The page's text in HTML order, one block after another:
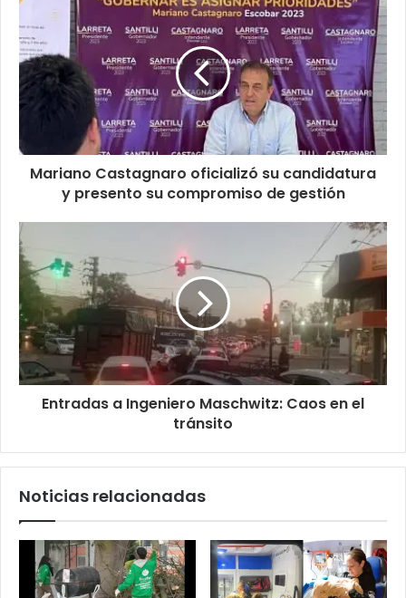
Mariano Castagnaro oficializó su candidatura
y presento su compromiso de gestión
Entradas a Ingeniero Maschwitz: Caos en el
tránsito
Noticias relacionadas